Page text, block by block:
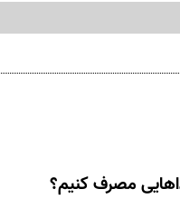
مصرف کنیم؟